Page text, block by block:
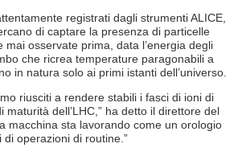
registrati dagli strumenti ALICE,
di captare la presenza di particelle
mai osservate prima, data l’energia degli
che ricrea temperature paragonabili a
in natura solo ai primi istanti dell’universo.
riusciti a rendere stabili i fasci di ioni di
maturità dell’LHC,” ha detto il direttore del
macchina sta lavorando come un orologio
operazioni di routine.”